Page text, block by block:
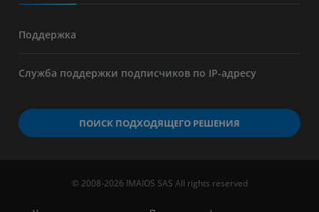
Поддержка
Служба поддержки подписчиков по IP-адресу
ПОИСК ПОДХОДЯЩЕГО РЕШЕНИЯ
© 2008-2026 IMAIOS SAS All rights reserved